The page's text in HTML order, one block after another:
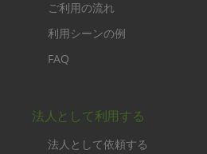
ご利用の流れ
利用シーンの例
FAQ
法人として利用する
法人として依頼する